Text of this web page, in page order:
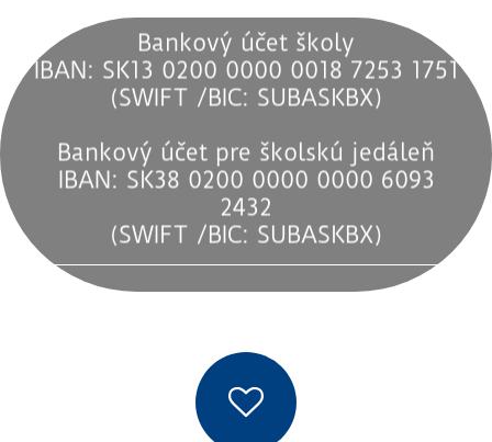
Bankový účet školy
IBAN: SK13 0200 0000 0018 7253 1751
(SWIFT /BIC: SUBASKBX)
Bankový účet pre školskú jedáleň
IBAN: SK38 0200 0000 0000 6093
2432
(SWIFT /BIC: SUBASKBX)